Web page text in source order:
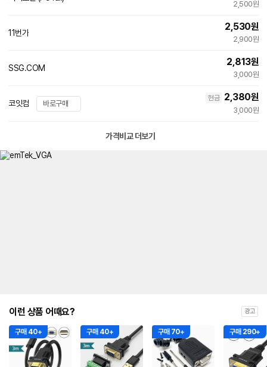
2,500원
11번가
2,530원
2,900원
SSG.COM
2,813원
3,000원
코잇컴 바로구매
현금 2,380원
3,000원
가격비교 더보기
이런 상품 어때요? 광고
구매 40+ 구매 40+ 구매 70+ 구매 290+